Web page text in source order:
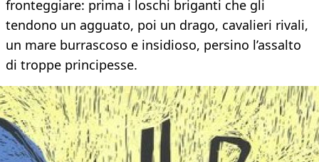
fronteggiare: prima i loschi briganti che gli
tendono un agguato, poi un drago, cavalieri rivali,
un mare burrascoso e insidioso, persino l’assalto
di troppe principesse.